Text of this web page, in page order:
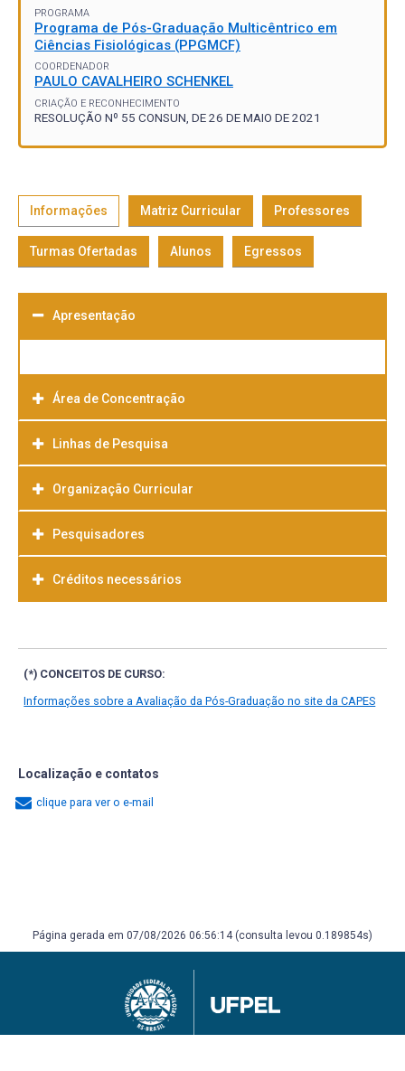
PROGRAMA
Programa de Pós-Graduação Multicêntrico em
Ciências Fisiológicas (PPGMCF)
COORDENADOR
PAULO CAVALHEIRO SCHENKEL
CRIAÇÃO E RECONHECIMENTO
RESOLUÇÃO Nº 55 CONSUN, DE 26 DE MAIO DE 2021
Informações Matriz Curricular Professores
Turmas Ofertadas Alunos Egressos
Apresentação
Área de Concentração
Linhas de Pesquisa
Organização Curricular
Pesquisadores
Créditos necessários
(*) CONCEITOS DE CURSO:
Informações sobre a Avaliação da Pós-Graduação no site da CAPES
Localização e contatos
clique para ver o e-mail
Página gerada em 07/08/2026 06:56:14 (consulta levou 0.189854s)